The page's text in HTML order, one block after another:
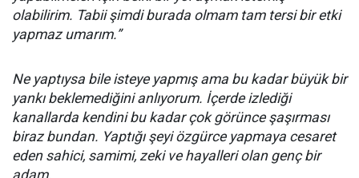
olabilirim. Tabii şimdi burada olmam tam tersi bir etki
yapmaz umarım.”
Ne yaptıysa bile isteye yapmış ama bu kadar büyük bir
yankı beklemediğini anlıyorum. İçerde izlediği
kanallarda kendini bu kadar çok görünce şaşırması
biraz bundan. Yaptığı şeyi özgürce yapmaya cesaret
eden sahici, samimi, zeki ve hayalleri olan genç bir
adam.